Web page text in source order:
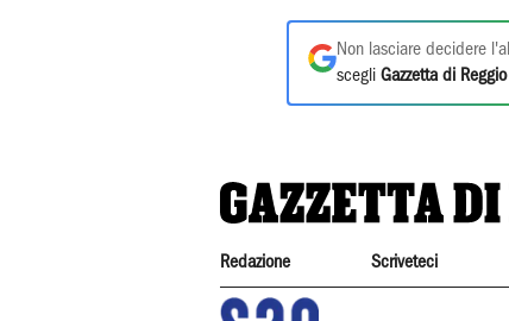
Non lasciare decidere
scegli Gazzetta di Reggio
Redazione Scriveteci